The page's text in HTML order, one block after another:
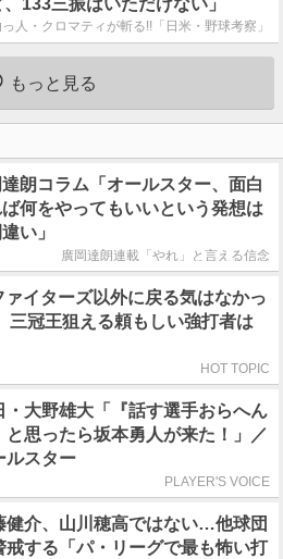
133三振はいただけない」
人・クロマティが斬る!!「日米・野球考察」
もっと見る
達朗コラム「オールスター、面白
何をやってもいいという発想は
い」
廣岡達朗連載「やれ」と言える信念
ァイターズ以外に戻る気はなかっ
三冠王狙える頼もしい強打者は
HOT TOPIC
・大野雄大「『話す選手おらへん
と思ったら坂本勇人が来た！」／
ルスター
PLAYER'S VOICE
健介、山川穂高ではない…他球団
戒する「パ・リーグで最も怖い打